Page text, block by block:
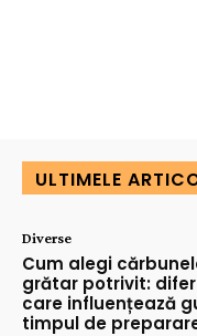
ULTIMELE
Diverse
Cum alegi
grătar potrivit:
care influențează
timpul de